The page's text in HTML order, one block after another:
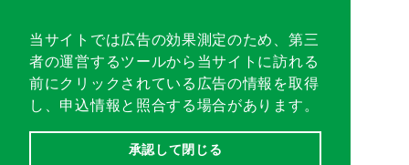
当サイトでは広告の効果測定のため、第三
者の運営するツールから当サイトに訪れる
前にクリックされている広告の情報を取得
し、申込情報と照合する場合があります。
承認して閉じる
転職支援サービスに申し込む
四国優良企業チャンネル
愛媛
(中予・南予)
愛媛